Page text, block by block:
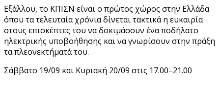
Εξάλλου, το ΚΠΙΣΝ είναι ο πρώτος χώρος στην Ελλάδα
όπου τα τελευταία χρόνια δίνεται τακτικά η ευκαιρία
στους επισκέπτες του να δοκιμάσουν ένα ποδήλατο
ηλεκτρικής υποβοήθησης και να γνωρίσουν στην πράξη
τα πλεονεκτήματά του.
Σάββατο 19/09 και Κυριακή 20/09 στις 17.00–21.00